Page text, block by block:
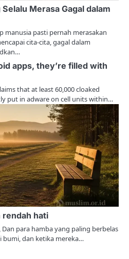
Merasa Gagal dalam
manusia pasti pernah merasakan
cita-cita, gagal dalam
apps, they’re filled with
that at least 60,000 cloaked
put in adware on cell units within…
rendah hati
Dan para hamba yang paling berbelas
bumi, dan ketika mereka…